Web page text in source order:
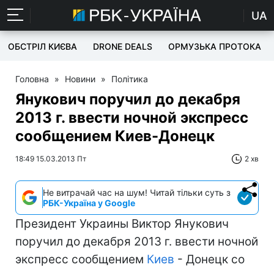
UA
ОБСТРІЛ КИЄВА DRONE DEALS ОРМУЗЬКА ПРОТОКА
Головна » Новини » Політика
Янукович поручил до декабря
2013 г. ввести ночной экспресс
сообщением Киев-Донецк
18:49 15.03.2013 Пт 2 хв
Не витрачай час на шум! Читай тільки суть з
РБК-Україна у Google
Президент Украины Виктор Янукович
поручил до декабря 2013 г. ввести ночной
экспресс сообщением Киев - Донецк со